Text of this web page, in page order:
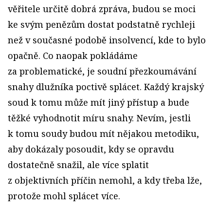
věřitele určitě dobrá zpráva, budou se moci
ke svým penězům dostat podstatně rychleji
než v současné podobě insolvencí, kde to bylo
opačně. Co naopak pokládáme
za problematické, je soudní přezkoumávání
snahy dlužníka poctivě splácet. Každý krajský
soud k tomu může mít jiný přístup a bude
těžké vyhodnotit míru snahy. Nevím, jestli
k tomu soudy budou mít nějakou metodiku,
aby dokázaly posoudit, kdy se opravdu
dostatečně snažil, ale více splatit
z objektivních příčin nemohl, a kdy třeba lže,
protože mohl splácet více.